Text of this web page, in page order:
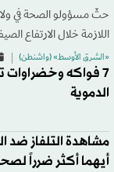
حثّ مسؤولو الصحة في ولاية
اللازمة خلال الارتفاع
«الشرق الأوسط» (واشنطن)
7 فواكه
الدموية
مشاهدة التلفاز
أيهما أكثر ضرراً